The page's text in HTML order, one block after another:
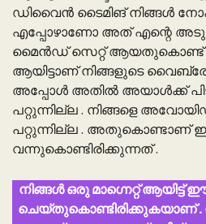
ഡിവൈൻ ടൈമിങ് നിങ്ങൾ
എപ്പോഴാണോ അത് എന്റെ
മൈൻഡ് സെറ്റ്
ആയിട്ടാണ് നിങ്ങളുടെ
അപ്പോൾ അതിൽ അയാൾക്ക്
പറ്റുന്നില്ല . നിങ്ങളെ
പറ്റുന്നില്ല . അതുകൊണ്ടാണ്
വന്നുകൊണ്ടിരിക്കുന്നത് .
നിങ്ങൾ ഒരു മാഗ്നെറ്റ് ആയിട്ട്
ചെയ്തുകൊണ്ടിരിക്കുകയാണ്